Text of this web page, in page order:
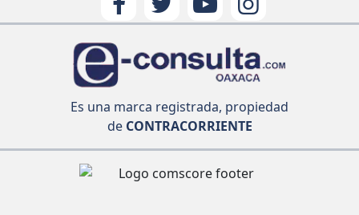
Es una marca registrada, propiedad
deCONTRACORRIENTE